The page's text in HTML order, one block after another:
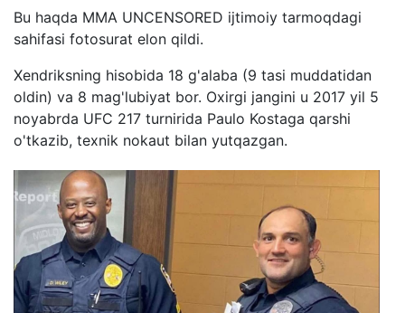
Bu haqda MMA UNCENSORED ijtimoiy tarmoqdagi
sahifasi fotosurat elon qildi.
Xendriksning hisobida 18 g'alaba (9 tasi muddatidan
oldin) va 8 mag'lubiyat bor. Oxirgi jangini u 2017 yil 5
noyabrda UFC 217 turnirida Paulo Kostaga qarshi
o'tkazib, texnik nokaut bilan yutqazgan.